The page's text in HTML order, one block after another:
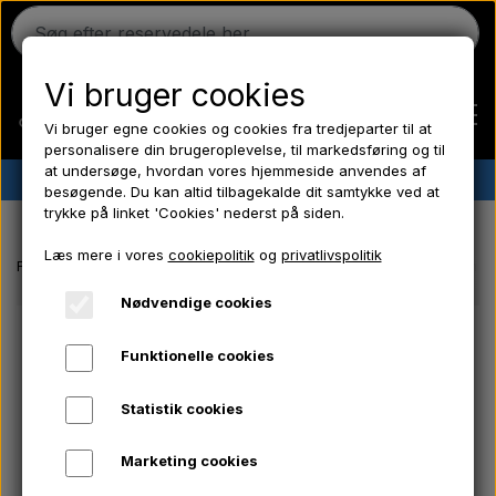
Ferguson
Massey Ferguson
✔︎ Dansk lager✔︎ Hurtig levering ✔︎ Lave priser
Forside Massey Ferguson reservedele Brændstoffilter - CAV
Vi bruger cookies
Vi bruger egne cookies og cookies fra tredjeparter til at
personalisere din brugeroplevelse, til markedsføring og til
at undersøge, hvordan vores hjemmeside anvendes af
besøgende. Du kan altid tilbagekalde dit samtykke ved at
trykke på linket 'Cookies' nederst på siden.
Læs mere i vores cookiepolitikog privatlivspolitik
Nødvendige cookies
Funktionelle cookies
Statistik cookies
Marketing cookies